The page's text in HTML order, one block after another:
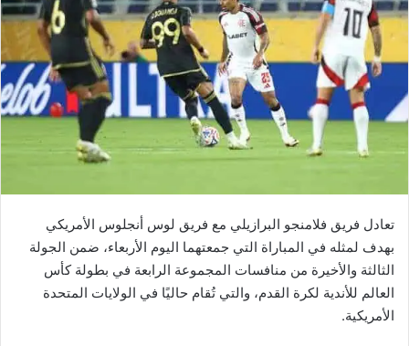
تعادل فريق فلامنجو البرازيلي مع فريق لوس أنجلوس الأمريكي
بهدف لمثله في المباراة التي جمعتهما اليوم الأربعاء، ضمن الجولة
الثالثة والأخيرة من منافسات المجموعة الرابعة في بطولة كأس
العالم للأندية لكرة القدم، والتي تُقام حاليًا في الولايات المتحدة
الأمريكية.